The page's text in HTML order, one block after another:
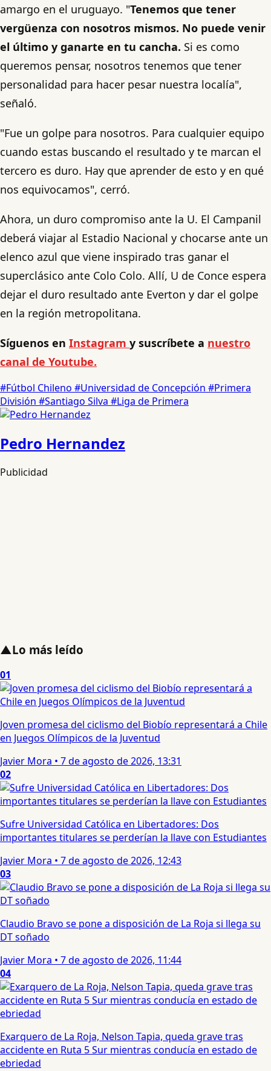
amargo en el uruguayo. "Tenemos que tener
vergüenza con nosotros mismos. No puede venir
el último y ganarte en tu cancha. Si es como
queremos pensar, nosotros tenemos que tener
personalidad para hacer pesar nuestra localía",
señaló.
"Fue un golpe para nosotros. Para cualquier equipo
cuando estas buscando el resultado y te marcan el
tercero es duro. Hay que aprender de esto y en qué
nos equivocamos", cerró.
Ahora, un duro compromiso ante la U. El Campanil
deberá viajar al Estadio Nacional y chocarse ante un
elenco azul que viene inspirado tras ganar el
superclásico ante Colo Colo. Allí, U de Conce espera
dejar el duro resultado ante Everton y dar el golpe
en la región metropolitana.
Síguenos en Instagram y suscríbete a nuestro
canal de Youtube.
#Fútbol Chileno #Universidad de Concepción #Primera
División #Santiago Silva #Liga de Primera
Pedro Hernandez
Publicidad
▲Lo más leído
01
Joven promesa del ciclismo del Biobío representará a Chile
en Juegos Olímpicos de la Juventud
Javier Mora • 7 de agosto de 2026, 13:31
02
Sufre Universidad Católica en Libertadores: Dos
importantes titulares se perderían la llave con Estudiantes
Javier Mora • 7 de agosto de 2026, 12:43
03
Claudio Bravo se pone a disposición de La Roja si llega su
DT soñado
Javier Mora • 7 de agosto de 2026, 11:44
04
Exarquero de La Roja, Nelson Tapia, queda grave tras
accidente en Ruta 5 Sur mientras conducía en estado de
ebriedad